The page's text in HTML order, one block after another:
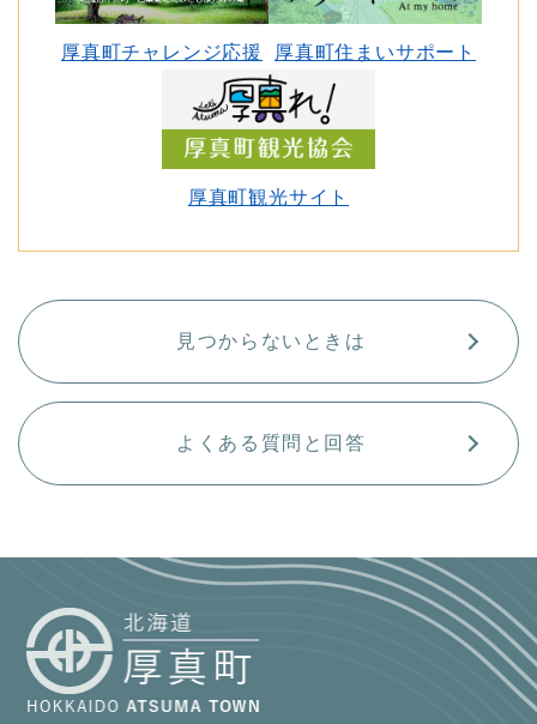
厚真町チャレンジ応援 厚真町住まいサポート
厚真町観光サイト
見つからないときは
よくある質問と回答